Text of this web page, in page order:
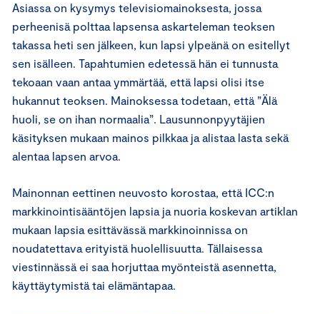
Asiassa on kysymys televisiomainoksesta, jossa
perheenisä polttaa lapsensa askarteleman teoksen
takassa heti sen jälkeen, kun lapsi ylpeänä on esitellyt
sen isälleen. Tapahtumien edetessä hän ei tunnusta
tekoaan vaan antaa ymmärtää, että lapsi olisi itse
hukannut teoksen. Mainoksessa todetaan, että ”Älä
huoli, se on ihan normaalia”. Lausunnonpyytäjien
käsityksen mukaan mainos pilkkaa ja alistaa lasta sekä
alentaa lapsen arvoa.
Mainonnan eettinen neuvosto korostaa, että ICC:n
markkinointisääntöjen lapsia ja nuoria koskevan artiklan
mukaan lapsia esittävässä markkinoinnissa on
noudatettava erityistä huolellisuutta. Tällaisessa
viestinnässä ei saa horjuttaa myönteistä asennetta,
käyttäytymistä tai elämäntapaa.